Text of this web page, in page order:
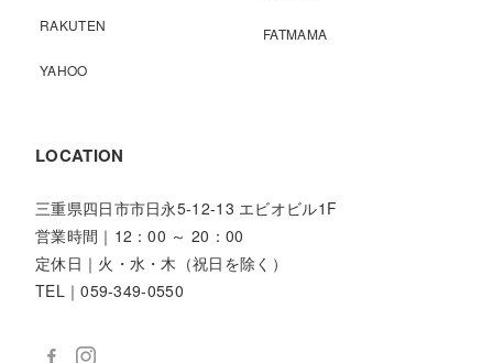
RAKUTEN
YAHOO
FATMAMA
LOCATION
三重県四日市市日永5-12-13 エビオビル1F
営業時間｜12：00 ～ 20：00
定休日｜火・水・木（祝日を除く）
TEL｜059-349-0550